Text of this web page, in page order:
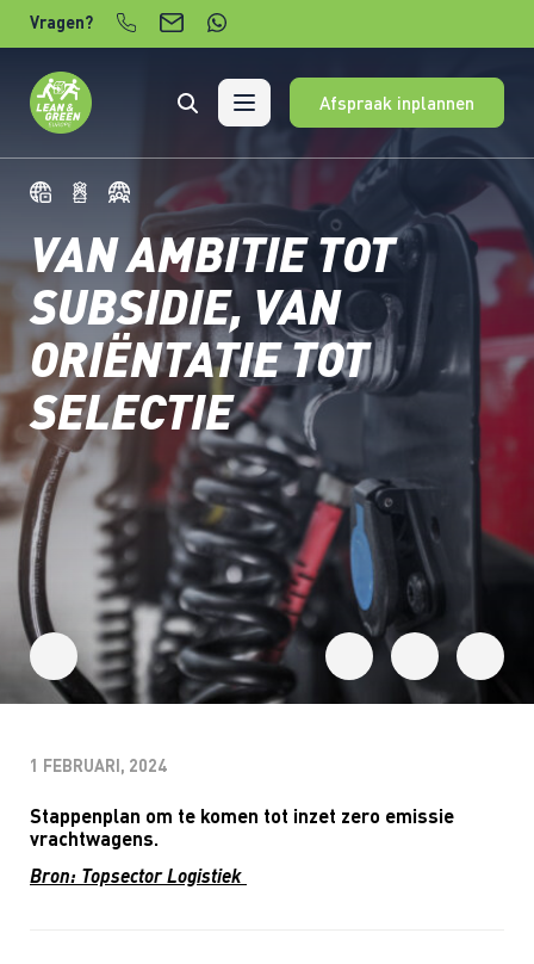
Verder naar content
Vragen?
Afspraak inplannen
VAN AMBITIE TOT
SUBSIDIE, VAN
ORIËNTATIE TOT
SELECTIE
1 FEBRUARI, 2024
Stappenplan om te komen tot inzet zero emissie
vrachtwagens.
Bron: Topsector Logistiek